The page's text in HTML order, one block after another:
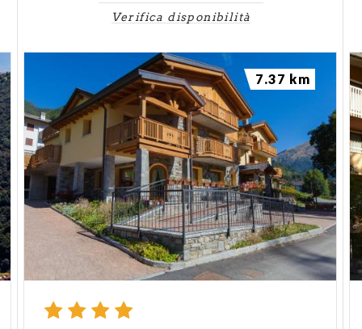
Verifica disponibilità
7.37 km